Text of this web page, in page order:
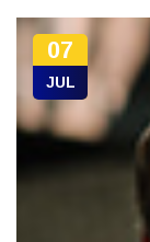
07
JUL